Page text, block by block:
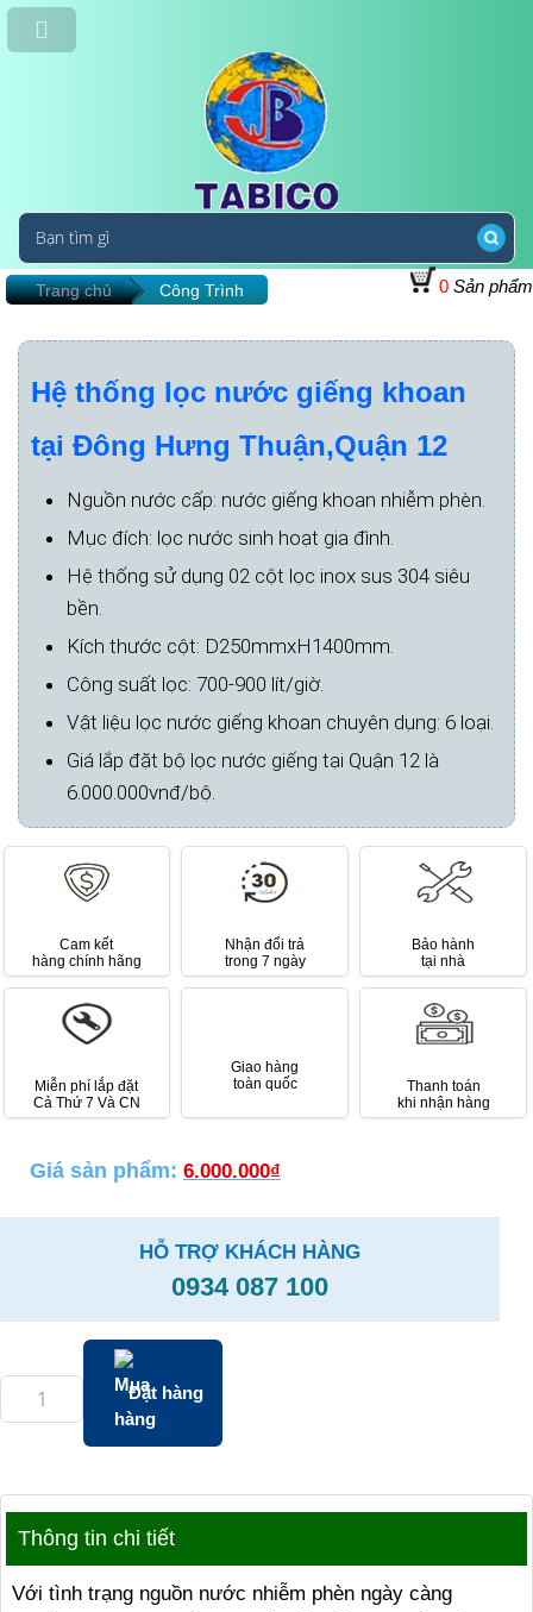
0 Sản phẩm
Trang chủ Công Trình
Hệ thống lọc nước giếng khoan
tại Đông Hưng Thuận,Quận 12
Nguồn nước cấp: nước giếng khoan nhiễm phèn.
Mục đích: lọc nước sinh hoạt gia đình.
Hệ thống sử dụng 02 cột lọc inox sus 304 siêu
bền.
Kích thước cột: D250mmxH1400mm.
Công suất lọc: 700-900 lít/giờ.
Vật liệu lọc nước giếng khoan chuyên dụng: 6 loại.
Giá lắp đặt bộ lọc nước giếng tại Quận 12 là
6.000.000vnđ/bộ.
Cam kết
hàng chính hãng
Nhận đổi trả
trong 7 ngày
Bảo hành
tại nhà
Miễn phí lắp đặt
Cả Thứ 7 Và CN
Giao hàng
toàn quốc
Thanh toán
khi nhận hàng
Giá sản phẩm: 6.000.000₫
HỖ TRỢ KHÁCH HÀNG
0934 087 100
Đặt hàng
Thông tin chi tiết
Với tình trạng nguồn nước nhiễm phèn ngày càng